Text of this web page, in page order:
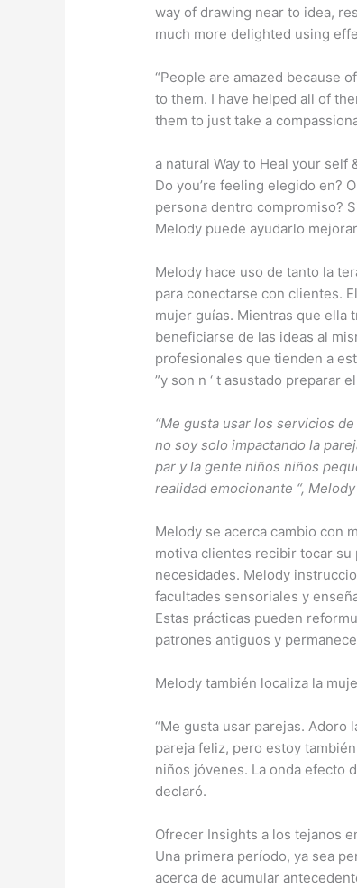
way of drawing near to idea,
much more delighted using
“People are amazed because
to them. I have helped all of
them to just take a
a natural Way to Heal your self
Do you’re feeling elegido en?
persona dentro compromiso?
Melody puede ayudarlo
Melody hace uso de tanto la
para conectarse con clientes.
mujer guías. Mientras que ella
beneficiarse de las ideas al
profesionales que tienden a
”y son n ‘ t asustado preparar
“Me gusta usar los servicios
no soy solo impactando la
par y la gente niños niños
realidad emocionante “,
Melody se acerca cambio con
motiva clientes recibir tocar
necesidades. Melody
facultades sensoriales y
Estas prácticas pueden
patrones antiguos y
Melody también localiza la
“Me gusta usar parejas. Adoro
pareja feliz, pero estoy
niños jóvenes. La onda efecto
declaró.
Ofrecer Insights a los tejanos
Una primera período, ya sea
acerca de acumular